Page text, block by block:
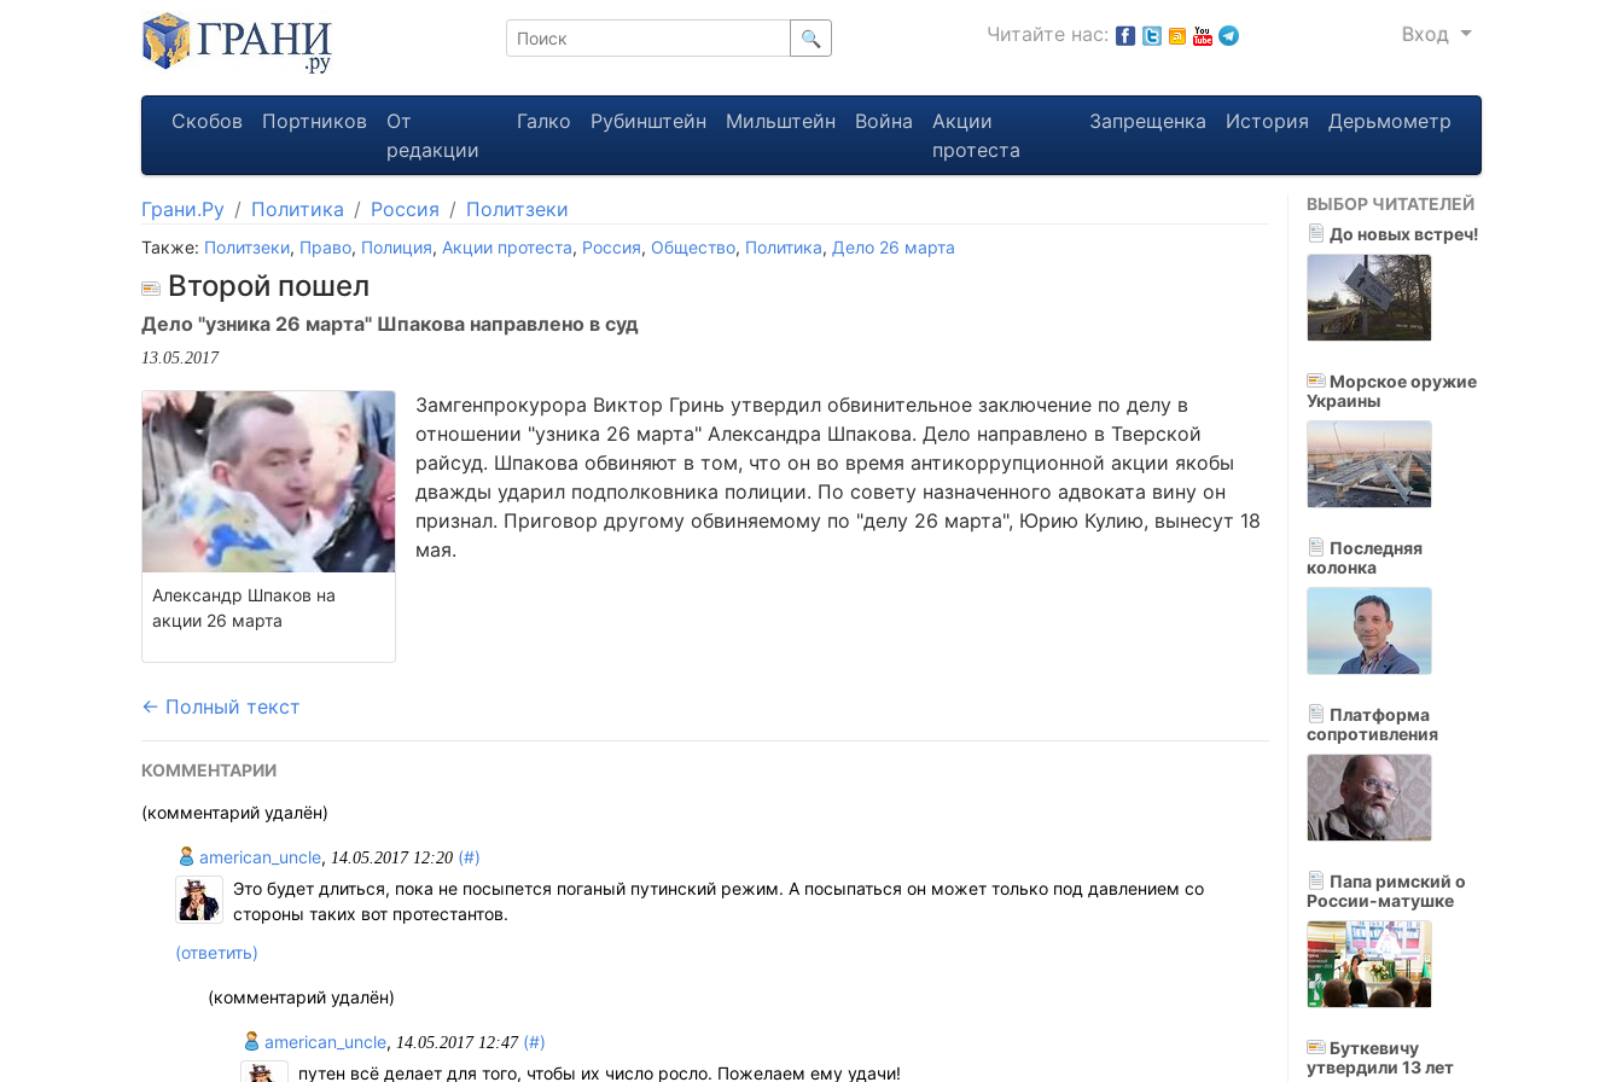
🔍 Читайте нас: Вход
Скобов Портников
От
редакции
Галко Рубинштейн Мильштейн Война
Акции
протеста
Запрещенка История Дерьмометр
Грани.Ру Политика Россия Политзеки
Также: Политзеки, Право, Полиция, Акции протеста, Россия, Общество, Политика, Дело 26 марта
Второй пошел
Дело "узника 26 марта" Шпакова направлено в суд
13.05.2017
Александр Шпаков на
акции 26 марта
Замгенпрокурора Виктор Гринь утвердил обвинительное заключение по делу в
отношении "узника 26 марта" Александра Шпакова. Дело направлено в Тверской
райсуд. Шпакова обвиняют в том, что он во время антикоррупционной акции якобы
дважды ударил подполковника полиции. По совету назначенного адвоката вину он
признал. Приговор другому обвиняемому по "делу 26 марта", Юрию Кулию, вынесут 18
мая.
← Полный текст
КОММЕНТАРИИ
(комментарий удалён)
american_uncle, 14.05.2017 12:20 (#)
Это будет длиться, пока не посыпется поганый путинский режим. А посыпаться он может только под давлением со
стороны таких вот протестантов.
(ответить)
(комментарий удалён)
american_uncle, 14.05.2017 12:47 (#)
путен всё делает для того, чтобы их число росло. Пожелаем ему удачи!
ВЫБОР ЧИТАТЕЛЕЙ
До новых встреч!
Морское оружие
Украины
Последняя
колонка
Платформа
сопротивления
Папа римский о
России-матушке
Буткевичу
утвердили 13 лет